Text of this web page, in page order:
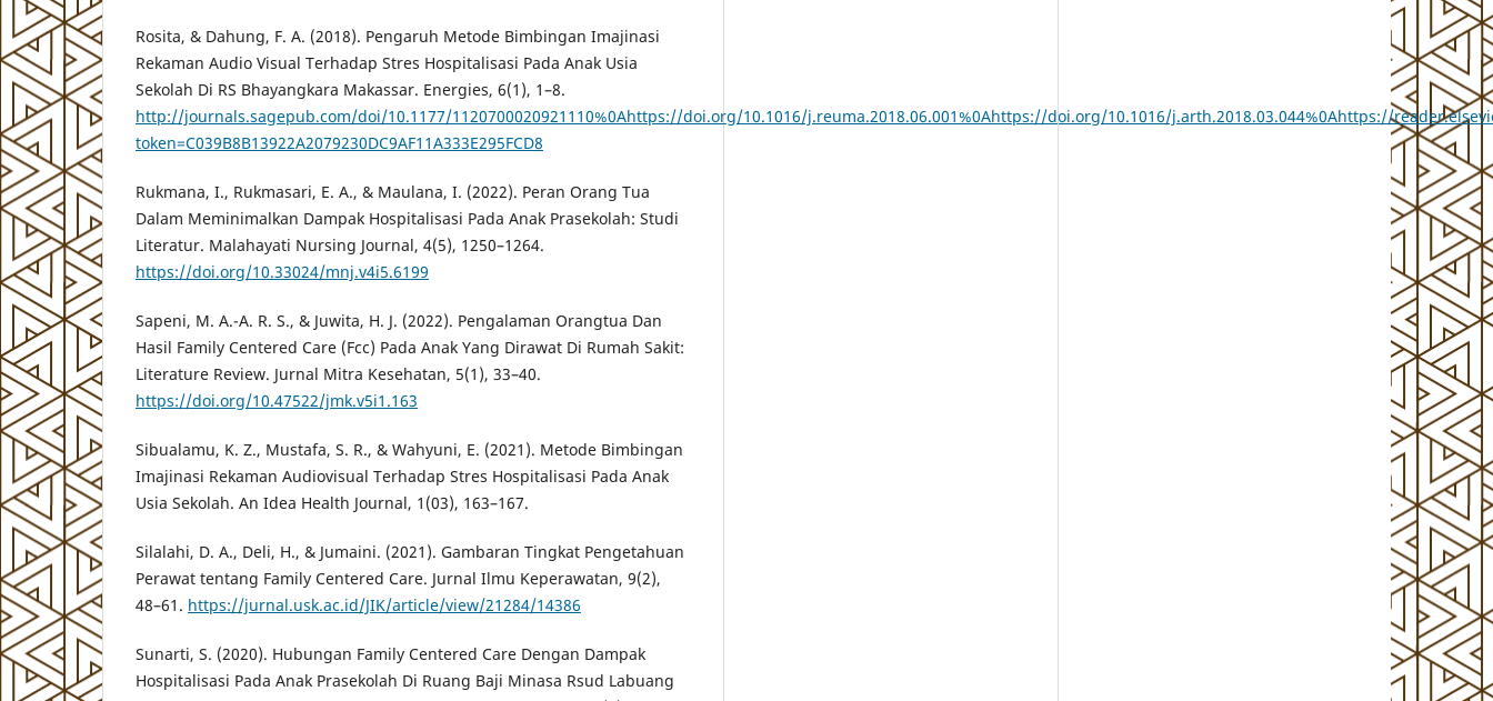
Rosita, & Dahung, F. A. (2018). Pengaruh Metode Bimbingan Imajinasi
Rekaman Audio Visual Terhadap Stres Hospitalisasi Pada Anak Usia
Sekolah Di RS Bhayangkara Makassar. Energies, 6(1), 1–8.
http://journals.sagepub.com/doi/10.1177/1120700020921110%0Ahttps://doi.org/10.1016/j.reuma.2018.06.001%0Ahttps://doi.org/10.1016/j.arth.2018.03.044%0Ahttps://
token=C039B8B13922A2079230DC9AF11A333E295FCD8
Rukmana, I., Rukmasari, E. A., & Maulana, I. (2022). Peran Orang Tua
Dalam Meminimalkan Dampak Hospitalisasi Pada Anak Prasekolah: Studi
Literatur. Malahayati Nursing Journal, 4(5), 1250–1264.
https://doi.org/10.33024/mnj.v4i5.6199
Sapeni, M. A.-A. R. S., & Juwita, H. J. (2022). Pengalaman Orangtua Dan
Hasil Family Centered Care (Fcc) Pada Anak Yang Dirawat Di Rumah Sakit:
Literature Review. Jurnal Mitra Kesehatan, 5(1), 33–40.
https://doi.org/10.47522/jmk.v5i1.163
Sibualamu, K. Z., Mustafa, S. R., & Wahyuni, E. (2021). Metode Bimbingan
Imajinasi Rekaman Audiovisual Terhadap Stres Hospitalisasi Pada Anak
Usia Sekolah. An Idea Health Journal, 1(03), 163–167.
Silalahi, D. A., Deli, H., & Jumaini. (2021). Gambaran Tingkat Pengetahuan
Perawat tentang Family Centered Care. Jurnal Ilmu Keperawatan, 9(2),
48–61. https://jurnal.usk.ac.id/JIK/article/view/21284/14386
Sunarti, S. (2020). Hubungan Family Centered Care Dengan Dampak
Hospitalisasi Pada Anak Prasekolah Di Ruang Baji Minasa Rsud Labuang